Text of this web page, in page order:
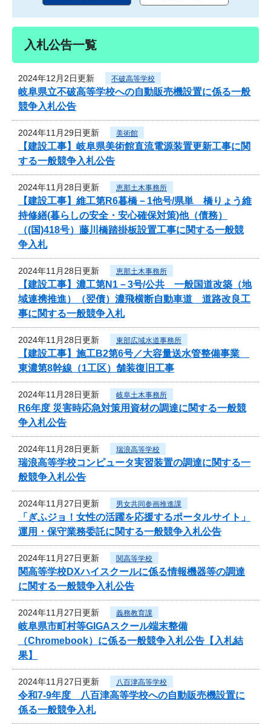
入札公告一覧
2024年12月2日更新 不破高等学校
岐阜県立不破高等学校への自動販売機設置に係る一般
競争入札公告
2024年11月29日更新 美術館
【建設工事】岐阜県美術館直流電源装置更新工事に関
する一般競争入札公告
2024年11月28日更新 恵那土木事務所
【建設工事】維工第R6暮橋－1他号/県単 橋りょう維
持修繕(暮らしの安全・安心確保対策)他（債務）
（(国)418号）藤川橋踏掛板設置工事に関する一般競
争入札
2024年11月28日更新 恵那土木事務所
【建設工事】濃工第N1－3号/公共 一般国道改築（地
域連携推進）（翌債）濃飛横断自動車道 道路改良工
事に関する一般競争入札
2024年11月28日更新 東部広域水道事務所
【建設工事】施工B2第6号／大容量送水管整備事業
東濃第8幹線（1工区）舗装復旧工事
2024年11月28日更新 岐阜土木事務所
R6年度 災害時応急対策用資材の調達に関する一般競
争入札公告
2024年11月28日更新 瑞浪高等学校
瑞浪高等学校コンピュータ実習装置の調達に関する一
般競争入札公告
2024年11月27日更新 男女共同参画推進課
「ぎふジョ！女性の活躍を応援するポータルサイト」
運用・保守業務委託に関する一般競争入札公告
2024年11月27日更新 関高等学校
関高等学校DXハイスクールに係る情報機器等の調達
に関する一般競争入札公告
2024年11月27日更新 義務教育課
岐阜県市町村等GIGAスクール端末整備
（Chromebook）に係る一般競争入札公告【入札結
果】
2024年11月27日更新 八百津高等学校
令和7-9年度 八百津高等学校への自動販売機設置に
係る一般競争入札